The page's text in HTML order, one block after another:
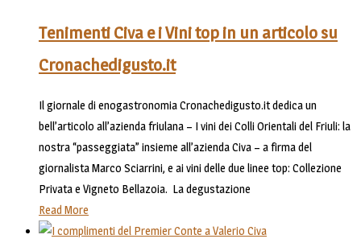
Tenimenti Civa e i Vini top in un articolo su
Cronachedigusto.it
Il giornale di enogastronomia Cronachedigusto.it dedica un
bell’articolo all’azienda friulana – I vini dei Colli Orientali del Friuli: la
nostra “passeggiata” insieme all’azienda Civa – a firma del
giornalista Marco Sciarrini, e ai vini delle due linee top: Collezione
Privata e Vigneto Bellazoia. La degustazione
Read More